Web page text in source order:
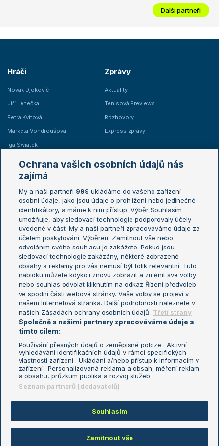
Další partneři
Hráči
Novak Djokovič
Jiří Lehečka
Petra Kvitová
Markéta Vondroušová
Iga Swiatek
Zprávy
Aktuality
Tenisová Previews
Rozhovory
Express zprávy
Žebříčky
Žebříček ATP (muži)
Žebříček WTA (ženy)
Sázkařský žebříček
Australian Open
French Open
Wimbledon
US Open
Turnaj mistrů
Turnaj mistryň
Aktualní trendy
Fotbalové přestupy
Livesport Daily
LS Prague Open
Podmínky užití
Nastavení soukromí
GDPR a žurnalistika
Reklama
Kontakt
Informace o zpracování osobních
údajů
Copyright © 2008-2026 TenisPortal.cz. Využíváme zpravodajství ČTK.
Ochrana vašich osobních údajů nás
zajímá
My a naši partneři 999 ukládáme do vašeho zařízení
osobní údaje, jako jsou údaje o prohlížení nebo jedinečné
identifikátory, a máme k nim přístup. Výběr Souhlasím
umožňuje, aby sledovací technologie podporovaly účely
uvedené v části My a naši partneři zpracováváme údaje za
účelem poskytování. Výběrem Zamítnout vše nebo
odvoláním svého souhlasu je zakážete. Pokud jsou
sledovací technologie zakázány, některé zobrazené
obsahy a reklamy pro vás nemusí být tolik relevantní. Tuto
nabídku můžete kdykoli znovu zobrazit a změnit své volby
nebo souhlas odvolat kliknutím na odkaz Řízení předvoleb
ve spodní části webové stránky. Vaše volby se projeví v
našem Internetová stránka. Další podrobnosti naleznete v
našich Zásadách ochrany osobních údajů. Třetí strany
Společně s našimi partnery zpracováváme údaje s
tímto cílem:
Používání přesných údajů o zeměpisné poloze . Aktivní
vyhledávání identifikačních údajů v rámci specifických
vlastností zařízení . Ukládání a/nebo přístup k informacím v
zařízení . Personalizovaná reklama a obsah, měření reklam
a obsahu, průzkum publika a rozvoj služeb .
Seznam partnerů (dodavatelů)
Souhlasím
Zamítnout vše